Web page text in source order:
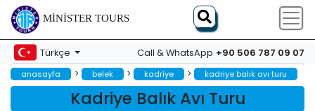
MINISTER TOURS
Türkçe Call & WhatsApp +90 506 787 09 07
anasayfa > belek > kadriye > kadriye balık avı turu
Kadriye Balık Avı Turu